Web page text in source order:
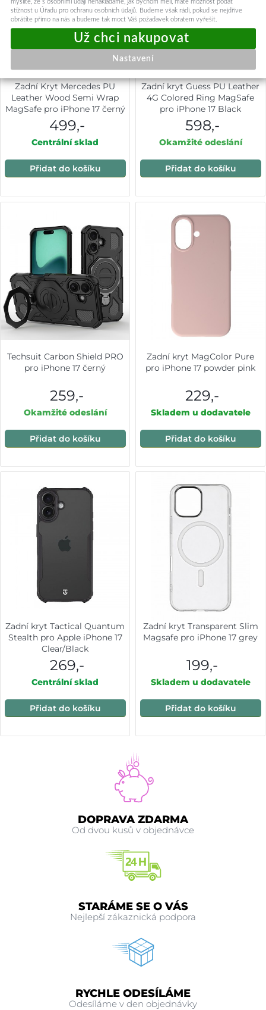
Zadní Kryt Mercedes PU
Leather Wood Semi Wrap
MagSafe pro iPhone 17 černý
499,-
Centrální sklad
Přidat do košíku
Zadní kryt Guess PU Leather
4G Colored Ring MagSafe
pro iPhone 17 Black
598,-
Okamžité odeslání
Přidat do košíku
Techsuit Carbon Shield PRO
pro iPhone 17 černý
259,-
Okamžité odeslání
Přidat do košíku
Zadní kryt MagColor Pure
pro iPhone 17 powder pink
229,-
Skladem u dodavatele
Přidat do košíku
Zadní kryt Tactical Quantum
Stealth pro Apple iPhone 17
Clear/Black
269,-
Centrální sklad
Přidat do košíku
Zadní kryt Transparent Slim
Magsafe pro iPhone 17 grey
199,-
Skladem u dodavatele
Přidat do košíku
DOPRAVA ZDARMA
Od dvou kusů v objednávce
STARÁME SE O VÁS
Nejlepší zákaznická podpora
RYCHLE ODESÍLÁME
Odesíláme v den objednávky
myslíte, že s osobními údaji nenakládáme, jak bychom měli, máte možnost podat
stížnost u Úřadu pro ochranu osobních údajů. Budeme však rádi, pokud se nejdříve
obrátíte přímo na nás a budeme tak moct Váš požadavek obratem vyřešit.
Nastavení